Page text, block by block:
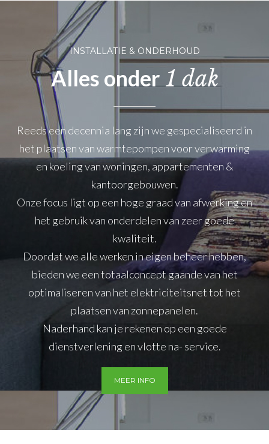
INSTALLATIE & ONDERHOUD
Alles onder1 dak
Reeds een decennia lang zijn we gespecialiseerd in
het plaatsen van warmtepompen voor verwarming
en koeling van woningen, appartementen &
kantoorgebouwen.
Onze focus ligt op een hoge graad van afwerking en
het gebruik van onderdelen van zeer goede
kwaliteit.
Doordat we alle werken in eigen beheer hebben,
bieden we een totaalconcept gaande van het
optimaliseren van het elektriciteitsnet tot het
plaatsen van zonnepanelen.
Naderhand kan je rekenen op een goede
dienstverlening en vlotte na- service.
MEER INFO